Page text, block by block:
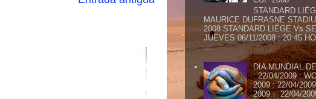
STANDARD
MAURICE DUFRASNE
2008 STANDARD LIÉGE Vs
JUEVES 06/11/2008 : 20:45
...
DIA MUNDIAL
: 22/04/2009 :
2009 : 22/04/
2009： 22/04/